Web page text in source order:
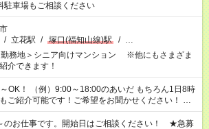
車場もご相談ください
/ 立花駅 / 塚口(福知山線)駅 / …
勤務地＞シニア向けマンション ※他にもさまざま
介できます！
OK！ （例）9:00～18:00のあいだ もちろん1日8時
ご紹介可能です！ご希望をお聞かせください！ ★
お休みが必要な場合も遠慮なくご相談ください。
間以上の勤務が必要です
のお仕事です。開始日はご相談ください！ ★急募